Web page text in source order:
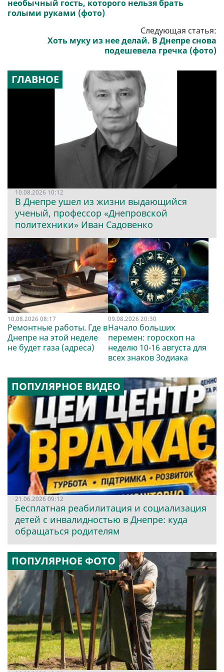
необычный гость, которого нельзя брать
голыми руками (фото)
Следующая статья:
Хоть муку из нее делай. В Днепре снова
подешевела гречка (фото)
ГЛАВНОЕ
10.08.2026 10:12
В Днепре ушел из жизни выдающийся
ученый, профессор «Днепровской
политехники» Иван Садовенко
10.08.2026 08:17
Ремонтные работы. Где в
Днепре на этой неделе
не будет газа (адреса)
09.08.2026 20:30
Начало больших
перемен: гороскоп на
неделю 10-16 августа для
всех знаков Зодиака
ПОПУЛЯРНОЕ ВИДЕО
21.06.2026 09:12
Бесплатная реабилитация и социализация
детей с инвалидностью в Днепре: куда
обращаться родителям
ПОПУЛЯРНОЕ ФОТО